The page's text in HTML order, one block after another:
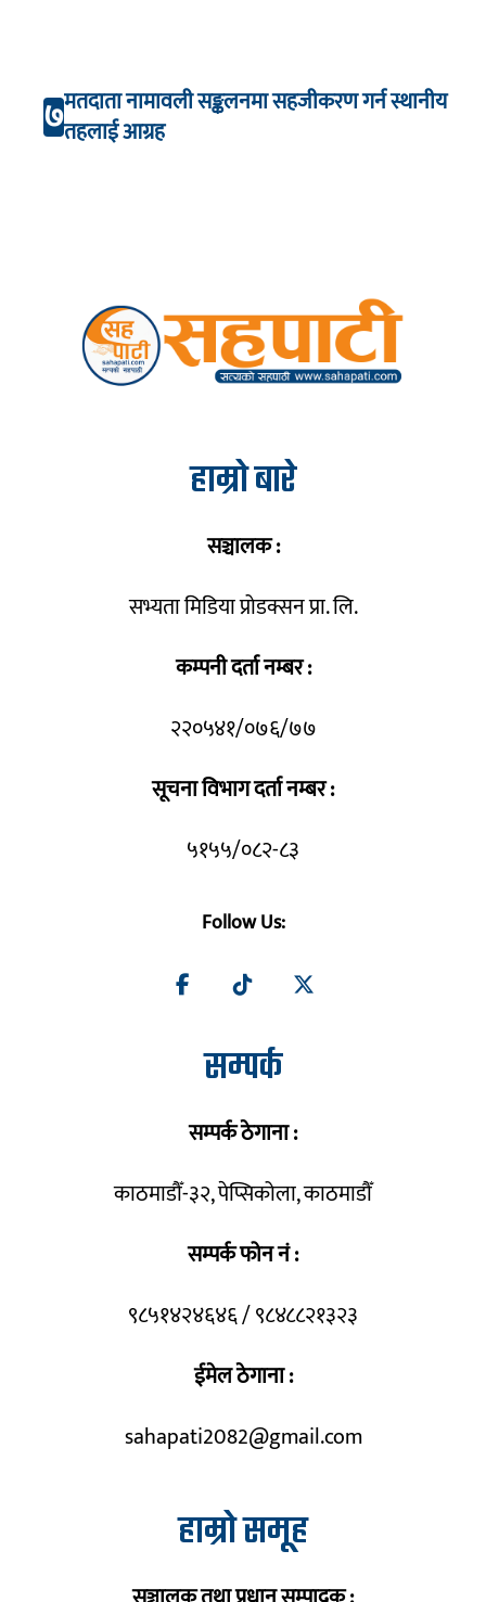
७मतदाता नामावली सङ्कलनमा सहजीकरण गर्न स्थानीय
तहलाई आग्रह
हाम्रो बारे
सञ्चालक :
सभ्यता मिडिया प्रोडक्सन प्रा. लि.
कम्पनी दर्ता नम्बर :
२२०५४१/०७६/७७
सूचना विभाग दर्ता नम्बर :
५१५५/०८२-८३
Follow Us:
सम्पर्क
सम्पर्क ठेगाना :
काठमाडौँ-३२, पेप्सिकोला, काठमाडौँ
सम्पर्क फोन नं :
९८५१४२४६४६ / ९८४८८२१३२३
ईमेल ठेगाना :
sahapati2082@gmail.com
हाम्रो समूह